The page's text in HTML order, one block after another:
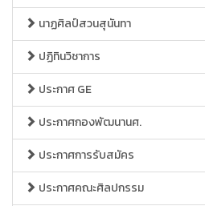
นาฏศิลป์สวนสุนันทา
ปฏิทินวิชาการ
ประกาศ GE
ประกาศกองพัฒนานศ.
ประกาศการรับสมัคร
ประกาศคณะศิลปกรรม